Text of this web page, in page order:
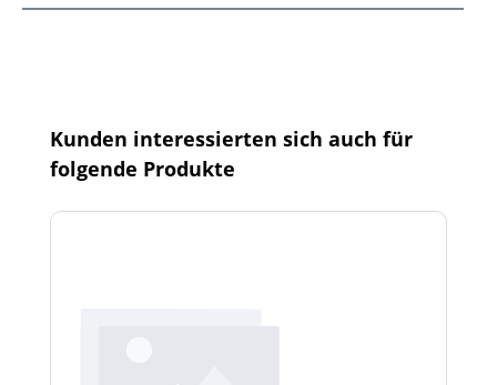
Produktgalerie überspringen
Kunden interessierten sich auch für
folgende Produkte